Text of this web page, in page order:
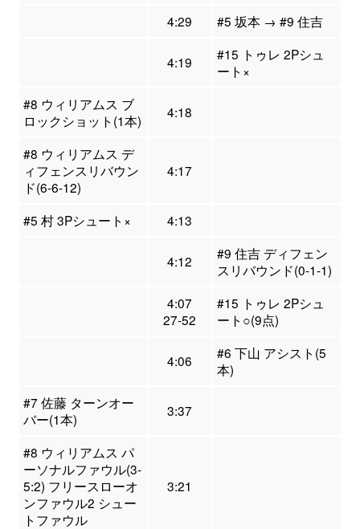
4:29 #5 坂本 → #9 住吉
4:19
#15 トゥレ 2Pシュ
ート×
#8 ウィリアムス ブ
ロックショット(1本)
4:18
#8 ウィリアムス デ
ィフェンスリバウン
ド(6-6-12)
4:17
#5 村 3Pシュート× 4:13
4:12
#9 住吉 ディフェン
スリバウンド(0-1-1)
4:07
27-52
#15 トゥレ 2Pシュ
ート○(9点)
4:06
#6 下山 アシスト(5
本)
#7 佐藤 ターンオー
バー(1本)
3:37
#8 ウィリアムス パ
ーソナルファウル(3-
5:2) フリースローオ
ンファウル2 シュー
トファウル
3:21